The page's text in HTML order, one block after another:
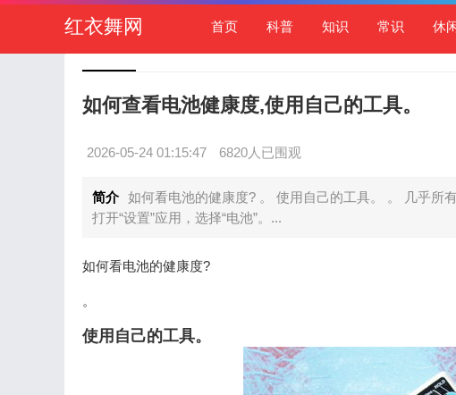
红衣舞网 首页 科普 知识 常识 休
如何查看电池健康度,使用自己的工具。
2026-05-24 01:15:47 6820人已围观
简介 如何看电池的健康度? 。 使用自己的工具。 。 几乎所
打开“设置”应用，选择“电池”。...
如何看电池的健康度?
。
使用自己的工具。